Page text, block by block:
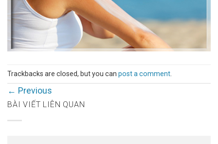
Trackbacks are closed, but you can post a comment
← Previous
BÀI VIẾT LIÊN QUAN